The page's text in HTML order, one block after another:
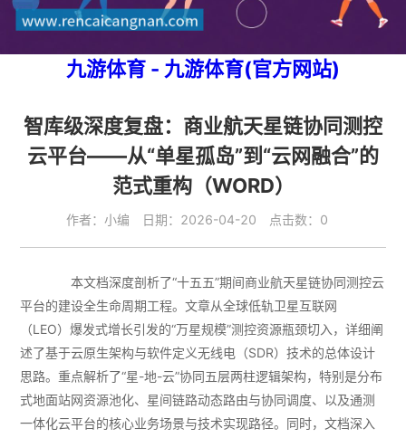
九游体育 - 九游体育(官方网站)
智库级深度复盘：商业航天星链协同测控
云平台——从“单星孤岛”到“云网融合”的
范式重构（WORD）
作者：小编 日期：2026-04-20 点击数：0
本文档深度剖析了“十五五”期间商业航天星链协同测控云
平台的建设全生命周期工程。文章从全球低轨卫星互联网
（LEO）爆发式增长引发的“万星规模”测控资源瓶颈切入，详细阐
述了基于云原生架构与软件定义无线电（SDR）技术的总体设计
思路。重点解析了“星-地-云”协同五层两柱逻辑架构，特别是分布
式地面站网资源池化、星间链路动态路由与协同调度、以及通测
一体化云平台的核心业务场景与技术实现路径。同时，文档深入